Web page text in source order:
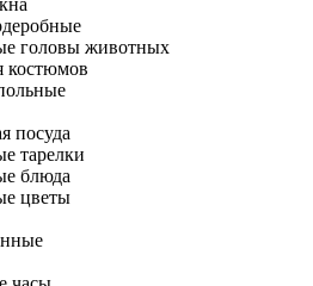
головы животных
костюмов
посуда
тарелки
блюда
цветы